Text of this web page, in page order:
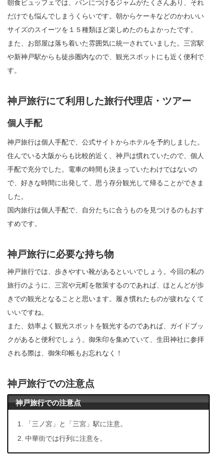
朝食ビュッフェでは、パンにつけるジャムがたくさんあり、それ
だけでも悩んでしまうくらいです。朝からケーキなどのかわいい
サイズのスイーツを１５種類ほど楽しめたのもよかったです。
また、お部屋は落ち着いた雰囲気に統一されていました。三宮駅
や新神戸駅からも徒歩圏内なので、観光スポットにも近く便利で
す。
神戸旅行にて利用した旅行代理店・ツアー
個人手配
神戸旅行は個人手配で、公式サイトからホテルを予約しました。
住んでいる大阪からも比較的近く、神戸は慣れていたので、個人
手配で充分でした。電車の時間も決まっていたわけではないの
で、好きな時間に出発して、思う存分観光して帰ることができま
した。
国内旅行は個人手配で、自分たちに合うものを見つけるのもおす
すめです。
神戸旅行に必要な持ち物
神戸旅行では、歩きやすい靴があるといいでしょう。今回の私の
旅行のように、三宮や元町を散策するのであれば、ほとんどが歩
きでの観光となることと思います。履き慣れたものが疲れなくて
いいですね。
また、効率よく観光スポットを観光するのであれば、ガイドブッ
クがあると便利でしょう。御朱印を集めていて、生田神社に参拝
される際は、御朱印帳もお忘れなく！
神戸旅行での注意点
神戸旅行での注意点
「三ノ宮」と「三宮」駅に注意。
中華街では行列に注意を。